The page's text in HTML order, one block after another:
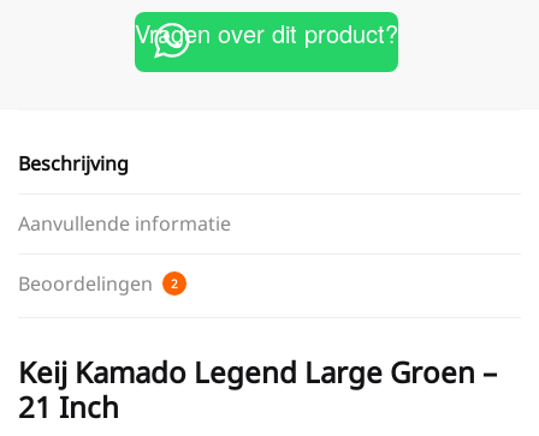
Vragen over dit product?
Beschrijving
Aanvullende informatie
Beoordelingen 2
Keij Kamado Legend Large Groen –
21 Inch